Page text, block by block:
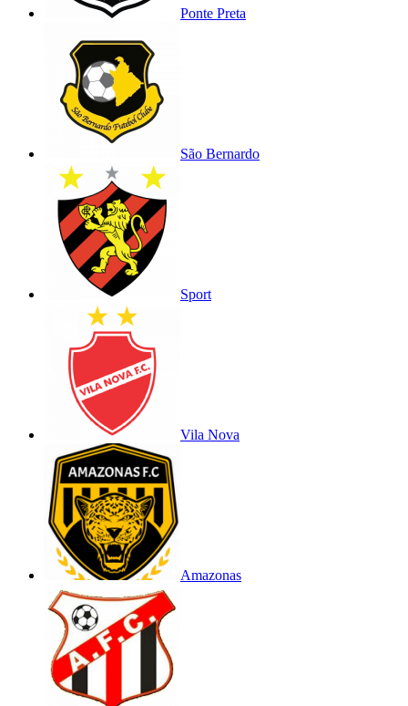
Ponte Preta
São Bernardo
Sport
Vila Nova
Amazonas